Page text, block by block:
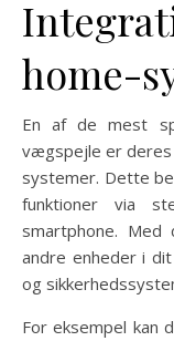
home-
En af de mest
vægspejle er
systemer. Dette
funktioner via
smartphone.
andre enheder i
og
For eksempel kan